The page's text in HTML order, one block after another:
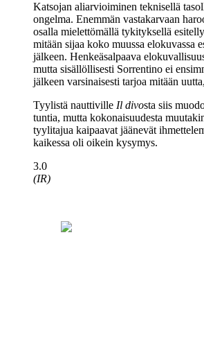
Katsojan aliarvioiminen teknisellä
ongelma. Enemmän vastakarvaan
osalla mielettömällä tykityksellä
mitään sijaa koko muussa elokuvassa
jälkeen. Henkeäsalpaava
mutta sisällöllisesti Sorrentino ei
jälkeen varsinaisesti tarjoa mitään
Tyylistä nauttiville Il divosta siis
tuntia, mutta kokonaisuudesta
tyylitajua kaipaavat jäänevät
kaikessa oli oikein kysymys.
3.0
(IR)